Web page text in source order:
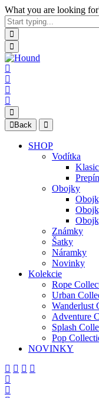
What you are looking
Back
SHOP
Vodítka
Obojky
Známky
Šatky
Náramky
Novinky
Kolekcie
Rope
Urban
Wanderlust
Adventure
Splash
Pop
NOVINKY